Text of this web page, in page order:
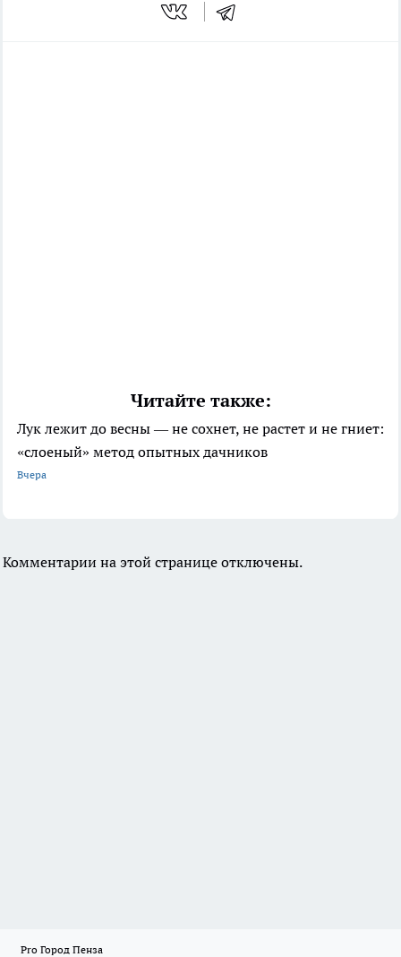
Читайте также:
Лук лежит до весны — не сохнет, не растет и не гниет:
«слоеный» метод опытных дачников
Вчера
Комментарии на этой странице отключены.
Pro Город Пенза